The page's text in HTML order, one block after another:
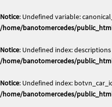
Notice: Undefined variable:
/home/banotomercedes/
Notice: Undefined index:
/home/banotomercedes/
Notice: Undefined index:
/home/banotomercedes/